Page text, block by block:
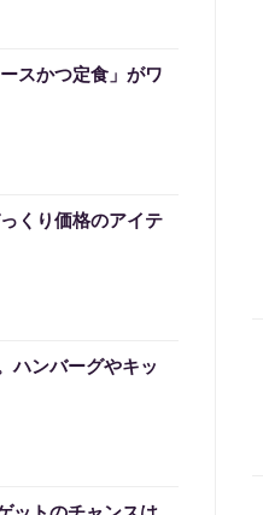
スかつ定食」がワ
くり価格のアイテ
ハンバーグやキッ